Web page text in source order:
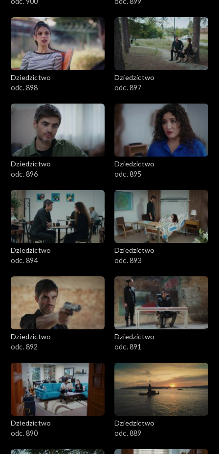
Dziedzictwo
odc. 898
Dziedzictwo
odc. 897
Dziedzictwo
odc. 896
Dziedzictwo
odc. 895
Dziedzictwo
odc. 894
Dziedzictwo
odc. 893
Dziedzictwo
odc. 892
Dziedzictwo
odc. 891
Dziedzictwo
odc. 890
Dziedzictwo
odc. 889